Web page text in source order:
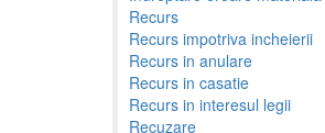
Recurs
Recurs impotriva incheierii
Recurs in anulare
Recurs in casatie
Recurs in interesul legii
Recuzare